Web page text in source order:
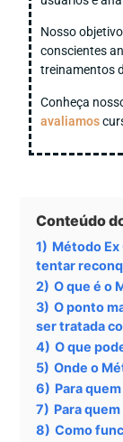
Nosso
conscientes
treinamentos
Conheça
avaliamos
Conteúdo
1) Método Ex
tentar
2) O que é o
3) O ponto
ser tratada
4) O que
5) Onde o
6) Para
7) Para
8) Como